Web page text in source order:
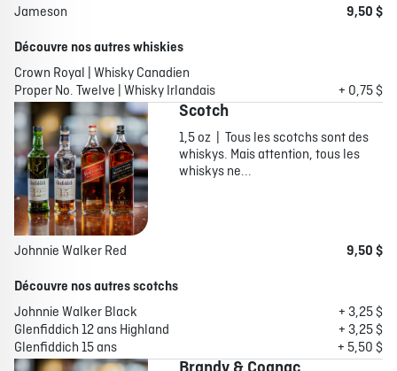
Jameson
9,50 $
Découvre nos autres whiskies
Crown Royal | Whisky Canadien
Proper No. Twelve | Whisky Irlandais
+ 0,75 $
Scotch
1,5 oz | Tous les scotchs sont des
whiskys. Mais attention, tous les
whiskys ne...
Johnnie Walker Red
9,50 $
Découvre nos autres scotchs
Johnnie Walker Black
+ 3,25 $
Glenfiddich 12 ans Highland
+ 3,25 $
Glenfiddich 15 ans
+ 5,50 $